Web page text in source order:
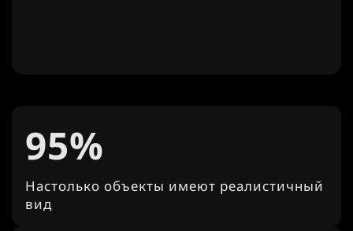
95%
Настолько объекты имеют реалистичный
вид